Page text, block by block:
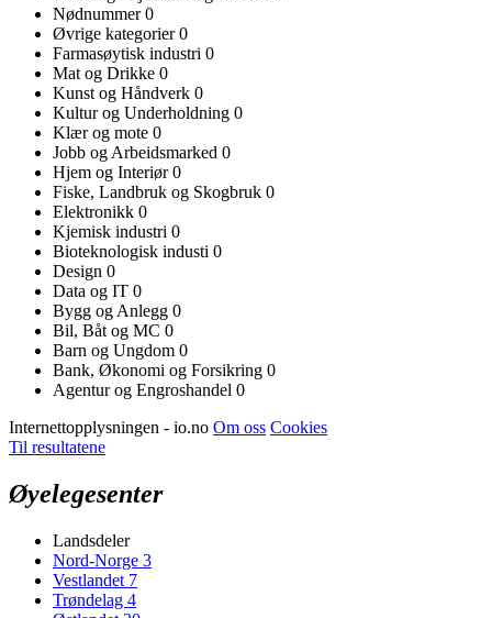
Nødnummer0
Øvrige kategorier0
Farmasøytisk industri 0
Mat og Drikke 0
Kunst og Håndverk 0
Kultur og Underholdning 0
Klær og mote 0
Jobb og Arbeidsmarked 0
Hjem og Interiør0
Fiske, Landbruk og Skogbruk 0
Elektronikk 0
Kjemisk industri 0
Bioteknologisk industi 0
Design 0
Data og IT 0
Bygg og Anlegg 0
Bil, Båt og MC 0
Barn og Ungdom 0
Bank, Økonomi og Forsikring 0
Agentur og Engroshandel 0
Internettopplysningen - io.no Om oss Cookies
Til resultatene
Øyelegesenter
Landsdeler
Nord-Norge 3
Vestlandet 7
Trøndelag 4